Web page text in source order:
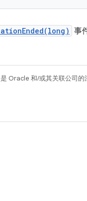
事
Oracle 和/或其关联公司的